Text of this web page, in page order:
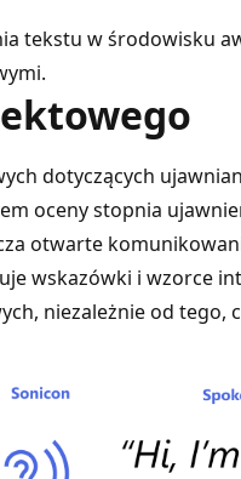
tekstu w środowisku
dotyczących
oceny stopnia
otwarte
wskazówki i wzorce
niezależnie od tego,